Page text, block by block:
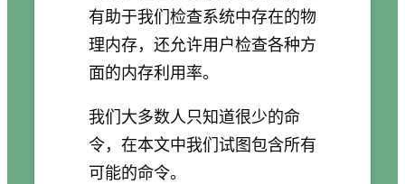
有助于我们检查系统中存在的物
理内存，还允许用户检查各种方
面的内存利用率。
我们大多数人只知道很少的命
令，在本文中我们试图包含所有
可能的命令。